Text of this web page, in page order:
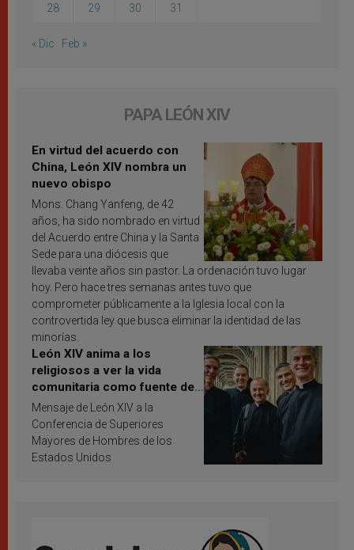
28 29 30 31
« Dic Feb »
PAPA LEÓN XIV
En virtud del acuerdo con
China, León XIV nombra un
nuevo obispo
Mons. Chang Yanfeng, de 42
años, ha sido nombrado en virtud
del Acuerdo entre China y la Santa
Sede para una diócesis que
llevaba veinte años sin pastor. La ordenación tuvo lugar
hoy. Pero hace tres semanas antes tuvo que
comprometer públicamente a la Iglesia local con la
controvertida ley que busca eliminar la identidad de las
minorías.
León XIV anima a los
religiosos a ver la vida
comunitaria como fuente de
inspiración y santificación
Mensaje de León XIV a la
Conferencia de Superiores
Mayores de Hombres de los
Estados Unidos